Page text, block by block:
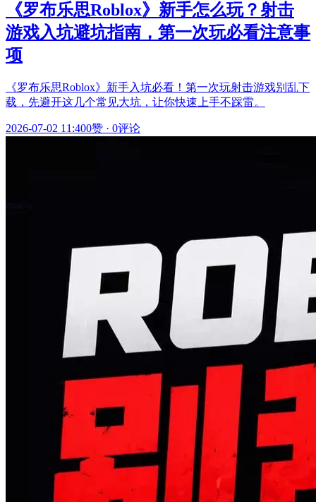
《罗布乐思Roblox》新手怎么玩？射击
游戏入坑避坑指南，第一次玩必看注意事
项
《罗布乐思Roblox》新手入坑必看！第一次玩射击游戏别乱下
载，先避开这几个常见大坑，让你快速上手不踩雷。
2026-07-02 11:400赞 · 0评论